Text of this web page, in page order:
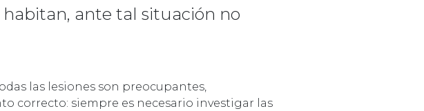
ante tal situación no
las lesiones son preocupantes,
correcto: siempre es necesario investigar las